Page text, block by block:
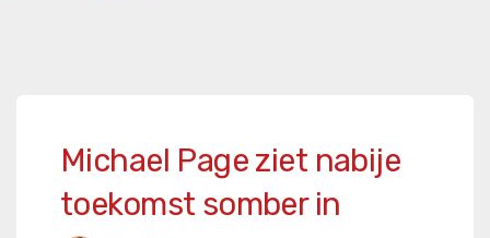
Michael Page ziet nabije
toekomst somber in